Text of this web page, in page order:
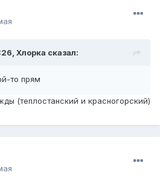
Хлорка сказал:
то прям
(теплостанский и красногорский)